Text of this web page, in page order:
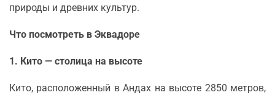
природы и древних культур.
Что посмотреть в Эквадоре
1. Кито — столица на высоте
Кито, расположенный в Андах на высоте 2850 метров,